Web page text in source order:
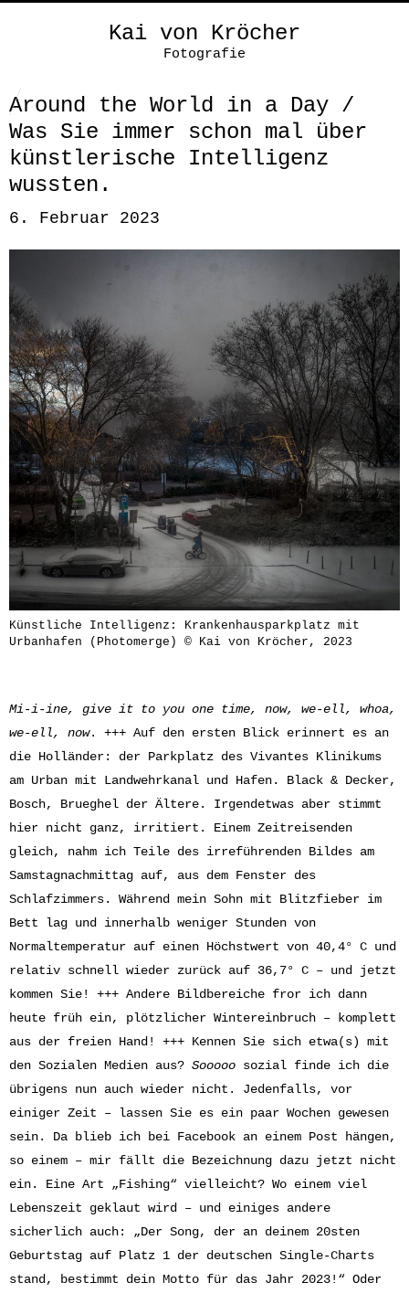
Kai von Kröcher
Fotografie
Around the World in a Day /
Was Sie immer schon mal über
künstlerische Intelligenz
wussten.
6. Februar 2023
Künstliche Intelligenz: Krankenhausparkplatz mit
Urbanhafen (Photomerge) © Kai von Kröcher, 2023
Mi-i-ine, give it to you one time, now, we-ell, whoa,
we-ell, now. +++ Auf den ersten Blick erinnert es an
die Holländer: der Parkplatz des Vivantes Klinikums
am Urban mit Landwehrkanal und Hafen. Black & Decker,
Bosch, Brueghel der Ältere. Irgendetwas aber stimmt
hier nicht ganz, irritiert. Einem Zeitreisenden
gleich, nahm ich Teile des irreführenden Bildes am
Samstagnachmittag auf, aus dem Fenster des
Schlafzimmers. Während mein Sohn mit Blitzfieber im
Bett lag und innerhalb weniger Stunden von
Normaltemperatur auf einen Höchstwert von 40,4° C und
relativ schnell wieder zurück auf 36,7° C – und jetzt
kommen Sie! +++ Andere Bildbereiche fror ich dann
heute früh ein, plötzlicher Wintereinbruch – komplett
aus der freien Hand! +++ Kennen Sie sich etwa(s) mit
den Sozialen Medien aus? Sooooo sozial finde ich die
übrigens nun auch wieder nicht. Jedenfalls, vor
einiger Zeit – lassen Sie es ein paar Wochen gewesen
sein. Da blieb ich bei Facebook an einem Post hängen,
so einem – mir fällt die Bezeichnung dazu jetzt nicht
ein. Eine Art „Fishing“ vielleicht? Wo einem viel
Lebenszeit geklaut wird – und einiges andere
sicherlich auch: „Der Song, der an deinem 20sten
Geburtstag auf Platz 1 der deutschen Single-Charts
stand, bestimmt dein Motto für das Jahr 2023!“ Oder